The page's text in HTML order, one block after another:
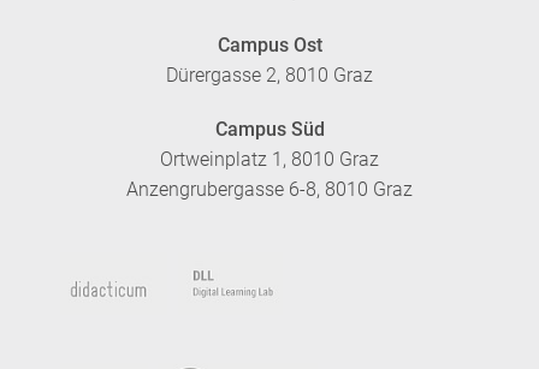
Campus Ost
Dürergasse 2, 8010 Graz
Campus Süd
Ortweinplatz 1, 8010 Graz
Anzengrubergasse 6-8, 8010 Graz